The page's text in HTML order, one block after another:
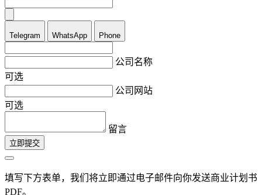
Telegram WhatsApp Phone
公司名称
可选
公司网站
可选
留言
立即提交
填写下方表单，我们将立即通过电子邮件向你发送商业计划书
PDF。